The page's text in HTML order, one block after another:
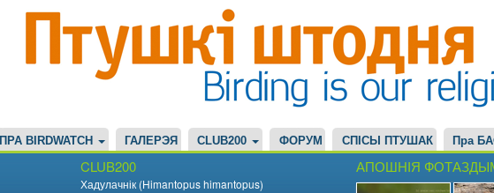
ПРА BIRDWATCH ГАЛЕРЭЯ CLUB200 ФОРУМ СПІСЫ ПТУШАК Пра
CLUB200
Хадулачнік (Himantopus himantopus)
АПОШНІЯ